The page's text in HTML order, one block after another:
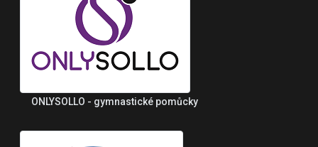
ONLYSOLLO - gymnastické pomůcky